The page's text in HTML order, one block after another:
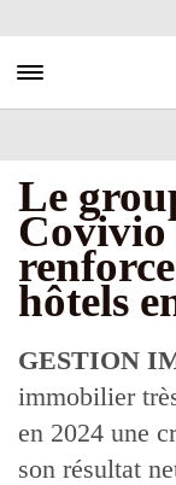
au
principal
Toggle navigation
Le
Covivio
hôtels
GESTION
immobilier
en 2024 une
son résultat